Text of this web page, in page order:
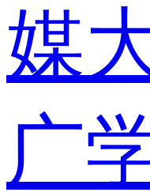
媒
广